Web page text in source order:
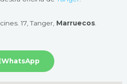
17, Tanger, Marruecos
WhatsApp